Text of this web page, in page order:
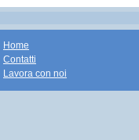
Home
Contatti
Lavora con noi